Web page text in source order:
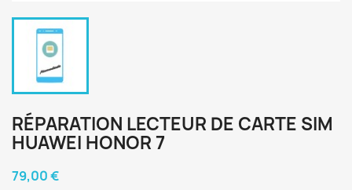
RÉPARATION LECTEUR DE CARTE SIM
HUAWEI HONOR 7
79,00 €